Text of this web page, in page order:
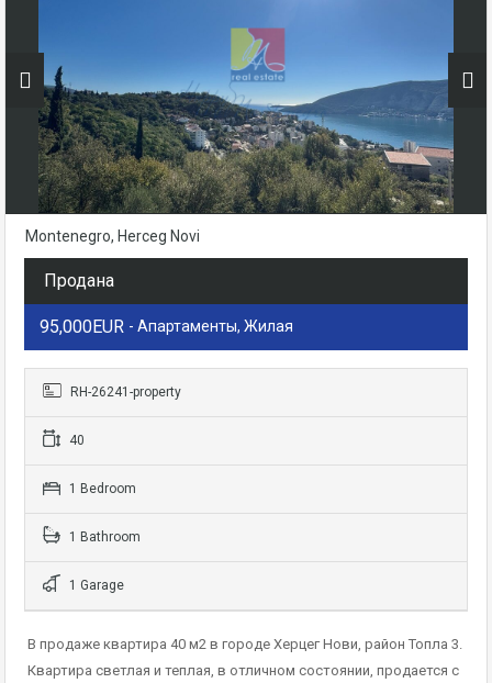
Montenegro, Herceg Novi
Продана
95,000EUR - Апартаменты, Жилая
RH-26241-property
40
1 Bedroom
1 Bathroom
1 Garage
В продаже квартира 40 м2 в городе Херцег Нови, район Топла 3.
Квартира светлая и теплая, в отличном состоянии, продается с